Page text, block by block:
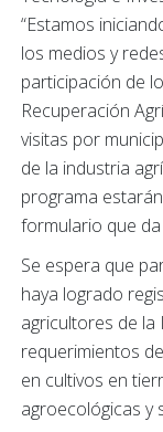
“Estamos
los medios y
participación de
Recuperación
visitas por
de la industria
programa
formulario que
Se espera que
haya logrado
agricultores de la
requerimientos
en cultivos en
agroecológicas y